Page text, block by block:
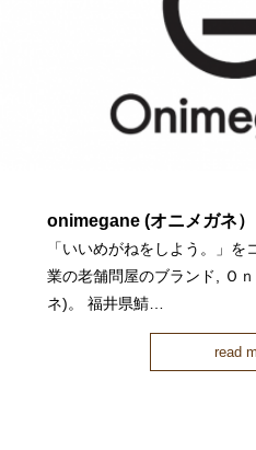
onimegane (オニメガネ）
「いいめがねをしよう。」を
業の老舗問屋のブランド, Ｏ
ネ)。 福井県鯖…
read